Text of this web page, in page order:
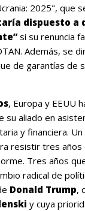
2025", que
dispuesto a
si su renuncia
Además, se
de garantías de
, Europa y EEUU
su aliado en
y financiera.
resistir tres
Tres años
radical de
Donald Trump,
y cuya